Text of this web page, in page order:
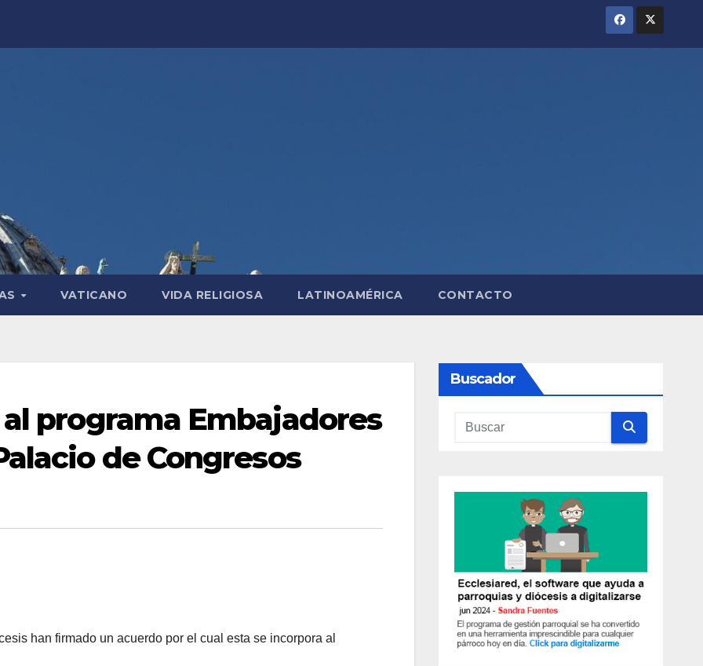
VATICANO VIDA RELIGIOSA LATINOAMÉRICA CONTACTO
programa Embajadores
de Congresos
han firmado un acuerdo por el cual esta se incorpora al
Buscador